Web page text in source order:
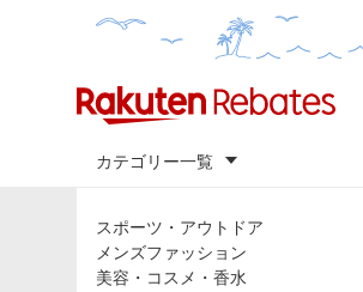
カテゴリー一覧
カテゴリ
スポーツ・アウトドア
メンズファッション
美容・コスメ・香水